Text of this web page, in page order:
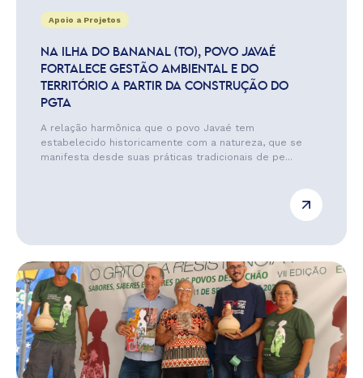
Apoio a Projetos
NA ILHA DO BANANAL (TO), POVO JAVAÉ
FORTALECE GESTÃO AMBIENTAL E DO
TERRITÓRIO A PARTIR DA CONSTRUÇÃO DO
PGTA
A relação harmônica que o povo Javaé tem
estabelecido historicamente com a natureza, que se
manifesta desde suas práticas tradicionais de pe...